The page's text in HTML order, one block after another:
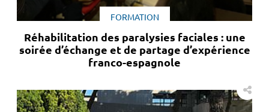
FORMATION
Réhabilitation des paralysies faciales : une
soirée d’échange et de partage d’expérience
franco-espagnole